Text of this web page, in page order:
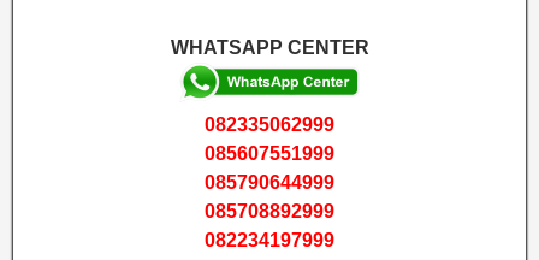
WHATSAPP CENTER
082335062999
085607551999
085790644999
085708892999
082234197999